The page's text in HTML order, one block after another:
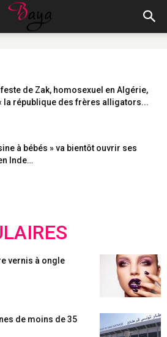
de Zak, homosexuel en Algérie,
la république des frères alligators...
à bébés » va bientôt ouvrir ses
Inde…
vernis à ongle
de moins de 35